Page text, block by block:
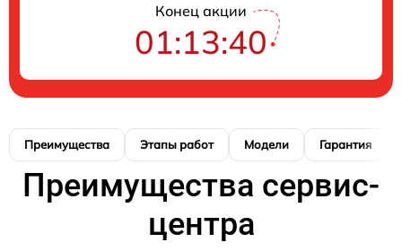
Конец акции
01:13:40
Преимущества Этапы работ Модели Гарантия
Преимущества сервис-
центра